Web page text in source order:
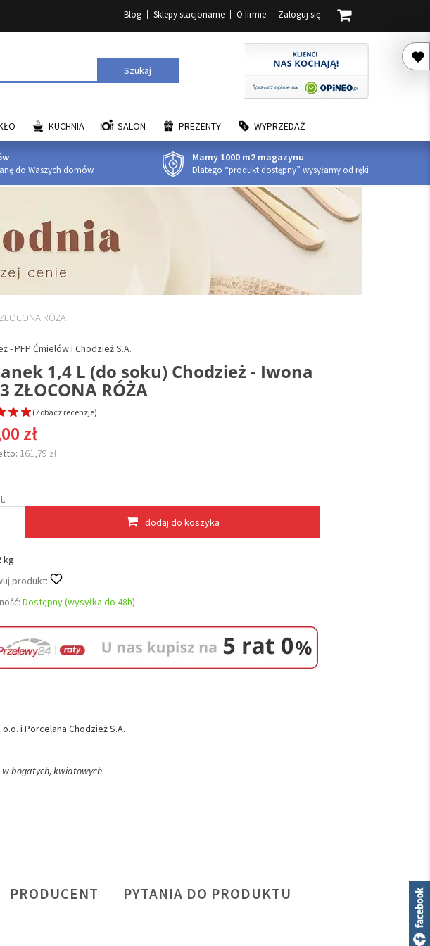
Blog Sklepy stacjonarne O firmie Zaloguj się
Szukaj
KUCHNIA SALON PREZENTY WYPRZEDAŻ
do Waszych domów
Mamy 1000 m2 magazynu
Dlatego “produkt dostępny” wysyłamy od ręki
RÓŻA
- PFP Ćmielów i Chodzież S.A.
1,4 L (do soku) Chodzież - Iwona
ZŁOCONA RÓŻA
(Zobacz recenzje)
zł
161,79 zł
dodaj do koszyka
kg
produkt:
Dostępny (wysyłka do 48h)
i Porcelana Chodzież S.A.
bogatych, kwiatowych
PRODUCENT PYTANIA DO PRODUKTU